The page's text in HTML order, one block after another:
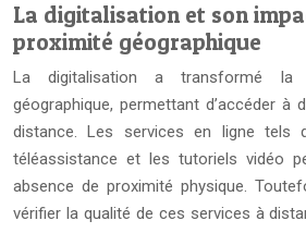
La digitalisation et son
proximité géographique
La digitalisation a transformé la
géographique, permettant d’accéder à
distance. Les services en ligne tels
téléassistance et les tutoriels vidéo
absence de proximité physique.
vérifier la qualité de ces services à